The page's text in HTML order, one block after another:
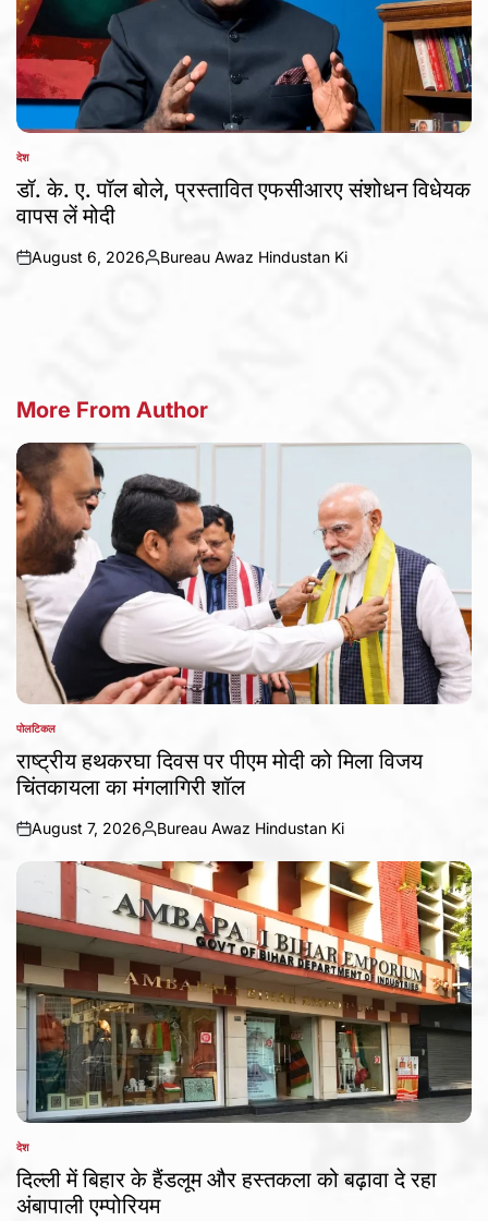
POSTED
IN
देश
डॉ. के. ए. पॉल बोले, प्रस्तावित एफसीआरए संशोधन विधेयक
वापस लें मोदी
on
August 6, 2026
Posted
Bureau Awaz Hindustan Ki
More From Author
POSTED
IN
पोलटिकल
राष्ट्रीय हथकरघा दिवस पर पीएम मोदी को मिला विजय
चिंतकायला का मंगलागिरी शॉल
on
August 7, 2026
Posted
by
Bureau Awaz Hindustan Ki
POSTED
IN
देश
दिल्ली में बिहार के हैंडलूम और हस्तकला को बढ़ावा दे रहा
अंबापाली एम्पोरियम